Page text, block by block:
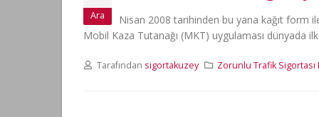
Ara
Nisan 2008 tarihinden bu yana kağıt form
Mobil Kaza Tutanağı (MKT) uygulaması dünyada
Tarafından sigortakuzey Zorunlu Trafik Sigortası